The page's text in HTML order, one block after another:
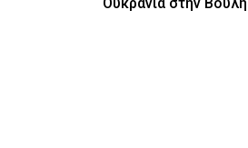
Ουκρανία στην Βουλή